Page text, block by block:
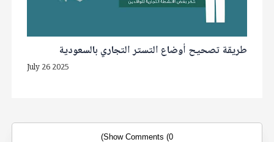
طريقة تصحيح أوضاع التستر التجاري بالسعودية
July 26 2025
Show Comments (0)